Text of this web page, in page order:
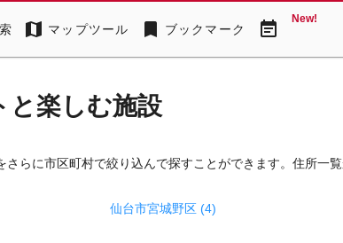
map マップツール bookmark ブックマーク event_note New!
と楽しむ施設
さらに市区町村で絞り込んで探すことができます。住所一
仙台市宮城野区 (4)